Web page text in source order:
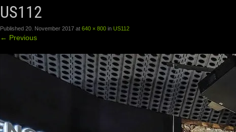
US112
Published 20. November 2017at 640 × 800in US112
← Previous